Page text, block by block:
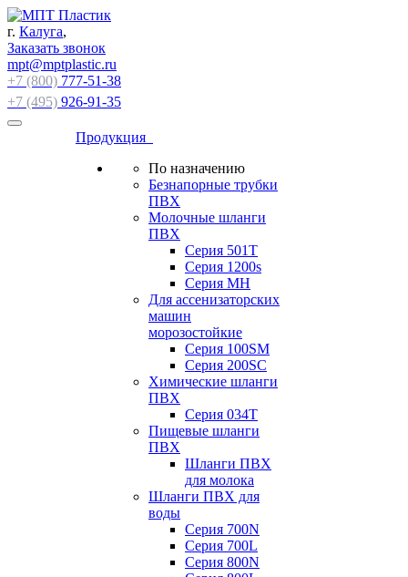
г. Калуга,
Заказать звонок
mpt@mptplastic.ru
+7 (800) 777-51-38
+7 (495) 926-91-35
Продукция
По назначению
Безнапорные трубки
ПВХ
Молочные шланги
ПВХ
Серия 501T
Серия 1200s
Серия МН
Для ассенизаторских
машин
морозостойкие
Серия 100SM
Серия 200SС
Химические шланги
ПВХ
Серия 034Т
Пищевые шланги
ПВХ
Шланги ПВХ
для молока
Шланги ПВХ для
воды
Серия 700N
Серия 700L
Серия 800N